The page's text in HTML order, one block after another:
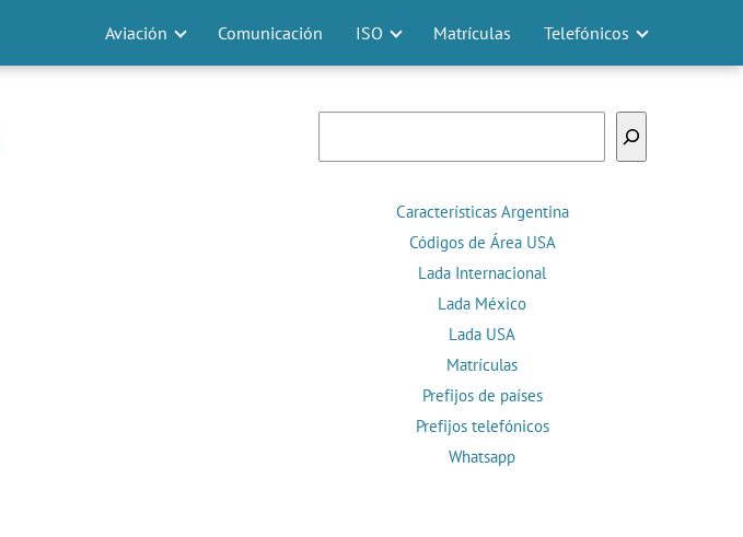
Aviación Comunicación ISO Matrículas Telefónicos
Características Argentina
Códigos de Área USA
Lada Internacional
Lada México
Lada USA
Matrículas
Prefijos de países
Prefijos telefónicos
Whatsapp